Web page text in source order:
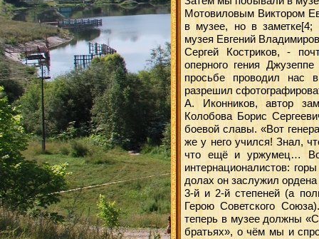
Мотовиловым Виктором
в музее, но в
музея Евгений
Сергей Костриков, -
оперного гения
просьбе проводил нас
разрешил
А. Иконников, автор
Колобова Борис
боевой славы. «Вот
же у него учился! Знал,
что ещё и уржумец…
интернационалистов:
долах он заслужил
3-й и 2-й степеней (а
Герою Советского
теперь в музее должны
братьях», о чём мы и